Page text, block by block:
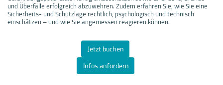
und Überfälle erfolgreich abzuwehren. Zudem erfahren Sie, wie Sie eine
Sicherheits- und Schutzlage rechtlich, psychologisch und technisch
einschätzen – und wie Sie angemessen reagieren können.
Jetzt buchen
Infos anfordern